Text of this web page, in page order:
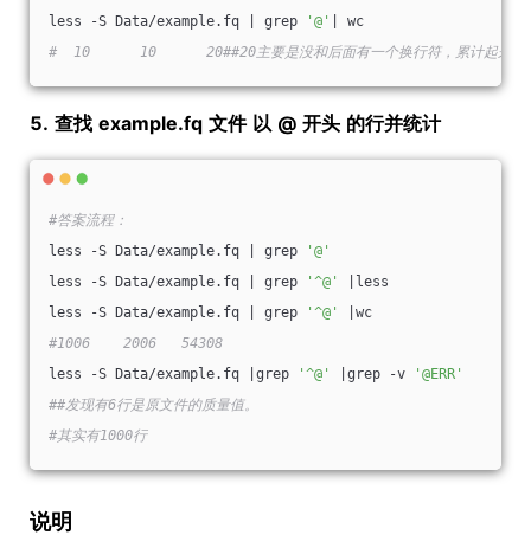
less -S Data/example.fq | grep
'@'
| wc
#  10      10      20##20主要是没和后面有一个换行符，累计起来20
5. 查找 example.fq 文件 以 @ 开头 的行并统计
#答案流程：
less -S Data/example.fq | grep
'@'
less -S Data/example.fq | grep
'^@'
|less
less -S Data/example.fq | grep
'^@'
|wc
#1006    2006   54308
less -S Data/example.fq |grep
'^@' |grep -v
'@ERR'
##发现有6行是原文件的质量值。
#其实有1000行
说明